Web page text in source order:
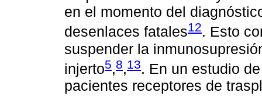
en el momento del
desenlaces fatales12. Esto
suspender la
injerto5,8,13. En un estudio
pacientes receptores de